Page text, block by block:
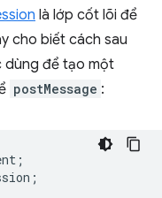
là lớp cốt lõi để
cho biết cách sau
dùng để tạo một
postMessage :
;
;